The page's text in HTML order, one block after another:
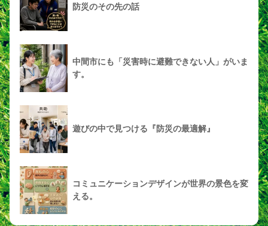
防災のその先の話
中間市にも「災害時に避難できない人」がいま
す。
遊びの中で見つける『防災の最適解』
コミュニケーションデザインが世界の景色を変
える。